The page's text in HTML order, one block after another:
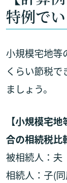
特例で
小規模宅地等
くらい節税
ましょう。
【小規模宅
合の相続税比
被相続人：夫
相続人：子(